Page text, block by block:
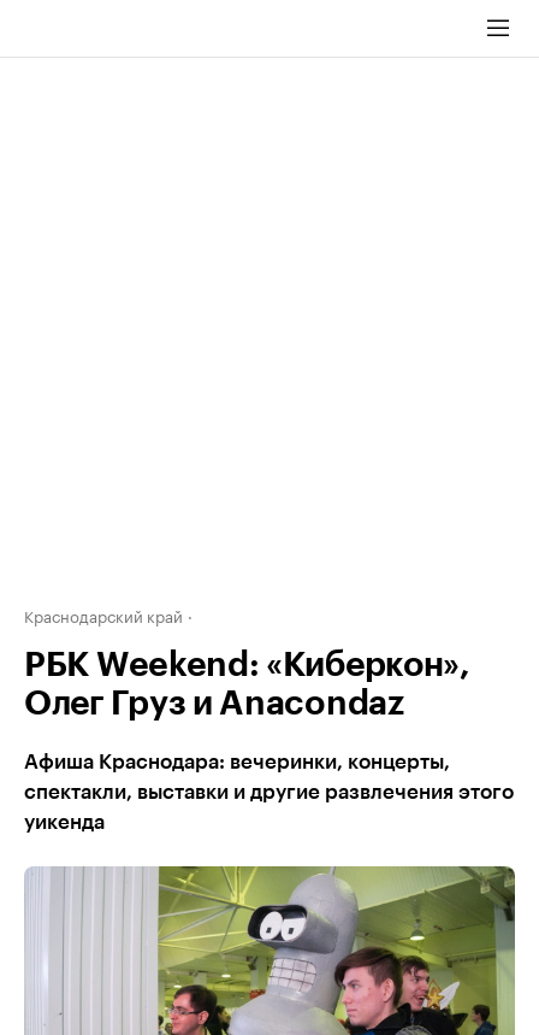
Краснодарский край
РБК Weekend: «Киберкон»,
Олег Груз и Anacondaz
Афиша Краснодара: вечеринки, концерты,
спектакли, выставки и другие развлечения этого
уикенда